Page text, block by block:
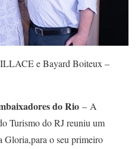
e Bayard Boiteux –
do Rio – A
Turismo do RJ reuniu um
Gloria,para o seu primeiro